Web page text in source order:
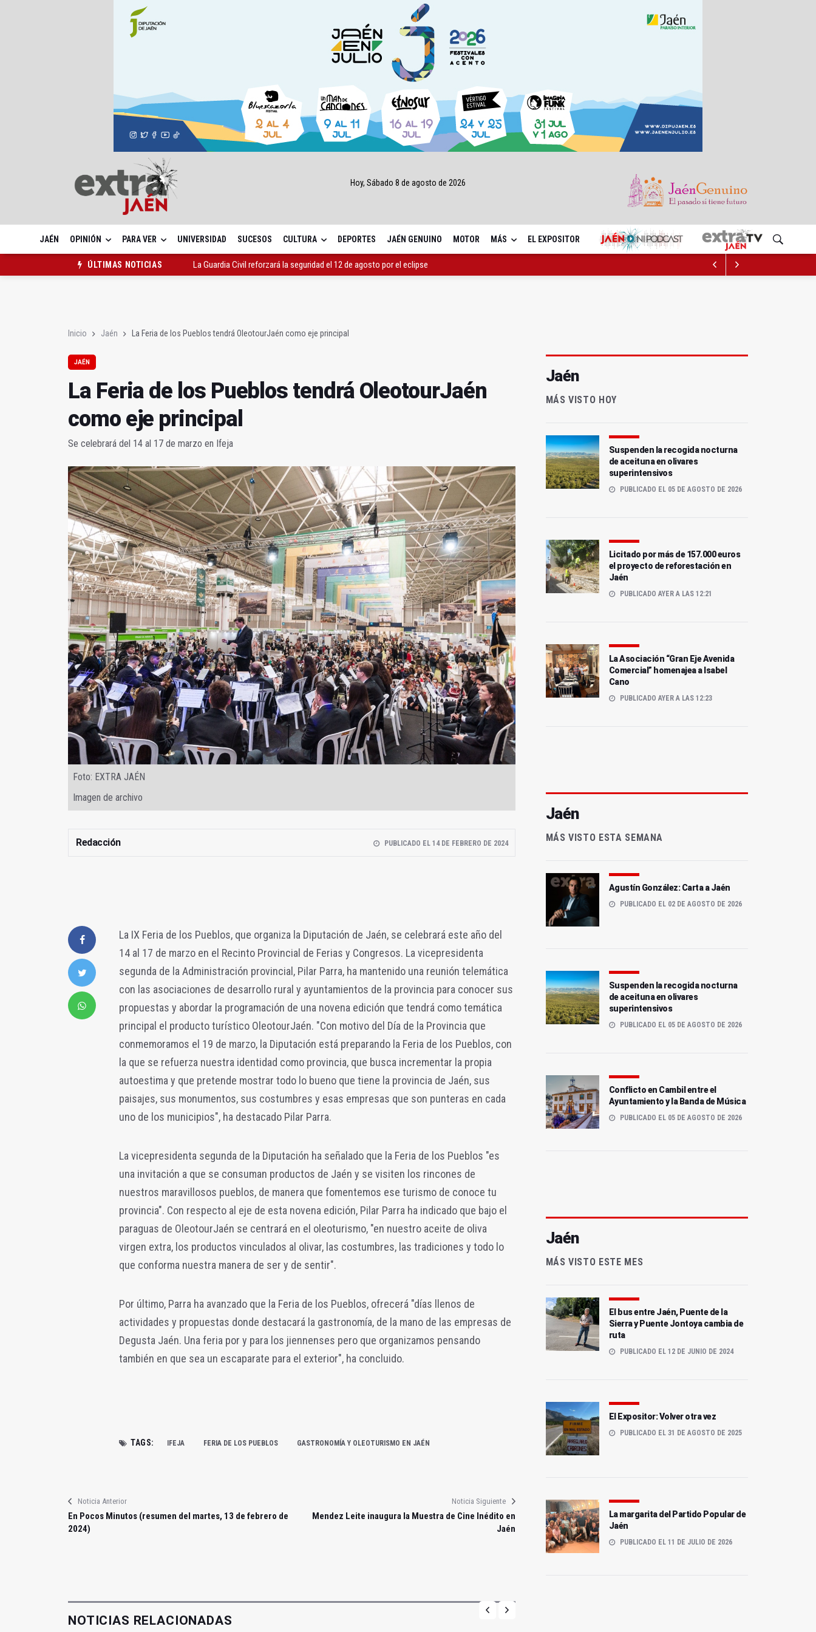
Hoy, Sábado 8 de agosto de 2026
JAÉN OPINIÓN PARA VER UNIVERSIDAD SUCESOS CULTURA DEPORTES JAÉN GENUINO MOTOR MÁS EL EXPOSITOR
ÚLTIMAS NOTICIAS
La Guardia Civil reforzará la seguridad el 12 de agosto por el eclipse
Inicio Jaén La Feria de los Pueblos tendrá OleotourJaén como eje principal
JAÉN
La Feria de los Pueblos tendrá OleotourJaén
como eje principal
Se celebrará del 14 al 17 de marzo en Ifeja
Foto: EXTRA JAÉN
Imagen de archivo
Redacción PUBLICADO EL 14 DE FEBRERO DE 2024
La IX Feria de los Pueblos, que organiza la Diputación de Jaén, se celebrará este año del
14 al 17 de marzo en el Recinto Provincial de Ferias y Congresos. La vicepresidenta
segunda de la Administración provincial, Pilar Parra, ha mantenido una reunión telemática
con las asociaciones de desarrollo rural y ayuntamientos de la provincia para conocer sus
propuestas y abordar la programación de una novena edición que tendrá como temática
principal el producto turístico OleotourJaén. "Con motivo del Día de la Provincia que
conmemoramos el 19 de marzo, la Diputación está preparando la Feria de los Pueblos, con
la que se refuerza nuestra identidad como provincia, que busca incrementar la propia
autoestima y que pretende mostrar todo lo bueno que tiene la provincia de Jaén, sus
paisajes, sus monumentos, sus costumbres y esas empresas que son punteras en cada
uno de los municipios", ha destacado Pilar Parra.
La vicepresidenta segunda de la Diputación ha señalado que la Feria de los Pueblos "es
una invitación a que se consuman productos de Jaén y se visiten los rincones de
nuestros maravillosos pueblos, de manera que fomentemos ese turismo de conoce tu
provincia". Con respecto al eje de esta novena edición, Pilar Parra ha indicado que bajo el
paraguas de OleotourJaén se centrará en el oleoturismo, "en nuestro aceite de oliva
virgen extra, los productos vinculados al olivar, las costumbres, las tradiciones y todo lo
que conforma nuestra manera de ser y de sentir".
Por último, Parra ha avanzado que la Feria de los Pueblos, ofrecerá "días llenos de
actividades y propuestas donde destacará la gastronomía, de la mano de las empresas de
Degusta Jaén. Una feria por y para los jiennenses pero que organizamos pensando
también en que sea un escaparate para el exterior", ha concluido.
TAGS: IFEJA FERIA DE LOS PUEBLOS GASTRONOMÍA Y OLEOTURISMO EN JAÉN
Noticia Anterior
En Pocos Minutos (resumen del martes, 13 de febrero de
2024)
Noticia Siguiente
Mendez Leite inaugura la Muestra de Cine Inédito en
Jaén
NOTICIAS RELACIONADAS
Jaén
MÁS VISTO HOY
Suspenden la recogida nocturna
de aceituna en olivares
superintensivos
PUBLICADO EL 05 DE AGOSTO DE 2026
Licitado por más de 157.000 euros
el proyecto de reforestación en
Jaén
PUBLICADO AYER A LAS 12:21
La Asociación “Gran Eje Avenida
Comercial” homenajea a Isabel
Cano
PUBLICADO AYER A LAS 12:23
Jaén
MÁS VISTO ESTA SEMANA
Agustín González: Carta a Jaén
PUBLICADO EL 02 DE AGOSTO DE 2026
Suspenden la recogida nocturna
de aceituna en olivares
superintensivos
PUBLICADO EL 05 DE AGOSTO DE 2026
Conflicto en Cambil entre el
Ayuntamiento y la Banda de Música
PUBLICADO EL 05 DE AGOSTO DE 2026
Jaén
MÁS VISTO ESTE MES
El bus entre Jaén, Puente de la
Sierra y Puente Jontoya cambia de
ruta
PUBLICADO EL 12 DE JUNIO DE 2024
El Expositor: Volver otra vez
PUBLICADO EL 31 DE AGOSTO DE 2025
La margarita del Partido Popular de
Jaén
PUBLICADO EL 11 DE JULIO DE 2026